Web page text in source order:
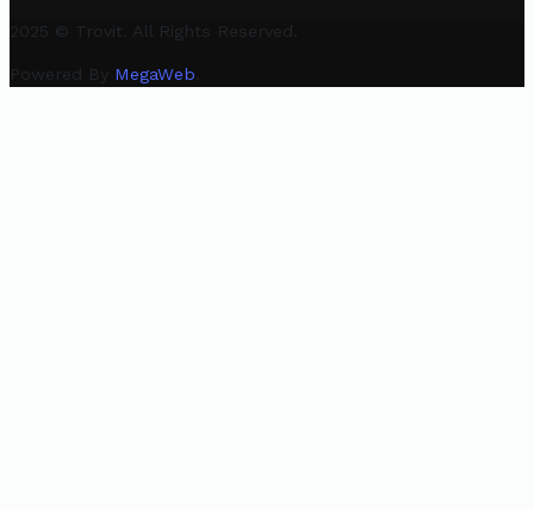
2025 © Trovit. All Rights Reserved.
Powered By MegaWeb